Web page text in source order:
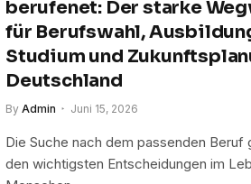
berufenet: Der starke
für Berufswahl,
Studium und
Deutschland
By Admin Juni 15, 2026
Die Suche nach dem passenden Beruf
den wichtigsten Entscheidungen im